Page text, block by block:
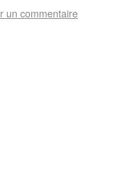
un commentaire